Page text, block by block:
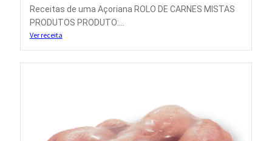
Receitas de uma Açoriana ROLO DE CARNES MISTAS
PRODUTOS PRODUTO:...
Ver receita